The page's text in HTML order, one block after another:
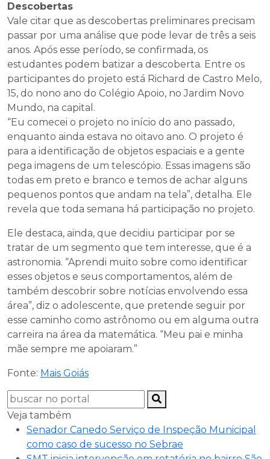
Descobertas
Vale citar que as descobertas preliminares precisam
passar por uma análise que pode levar de três a seis
anos. Após esse período, se confirmada, os
estudantes podem batizar a descoberta. Entre os
participantes do projeto está Richard de Castro Melo,
15, do nono ano do Colégio Apoio, no Jardim Novo
Mundo, na capital.
“Eu comecei o projeto no início do ano passado,
enquanto ainda estava no oitavo ano. O projeto é
para a identificação de objetos espaciais e a gente
pega imagens de um telescópio. Essas imagens são
todas em preto e branco e temos de achar alguns
pequenos pontos que andam na tela”, detalha. Ele
revela que toda semana há participação no projeto.
Ele destaca, ainda, que decidiu participar por se
tratar de um segmento que tem interesse, que é a
astronomia. “Aprendi muito sobre como identificar
esses objetos e seus comportamentos, além de
também descobrir sobre notícias envolvendo essa
área”, diz o adolescente, que pretende seguir por
esse caminho como astrônomo ou em alguma outra
carreira na área da matemática. “Meu pai e minha
mãe sempre me apoiaram.”
Fonte: Mais Goiás
Veja também
Senador Canedo Serviço de Inspeção Municipal
como caso de sucesso no Sebrae